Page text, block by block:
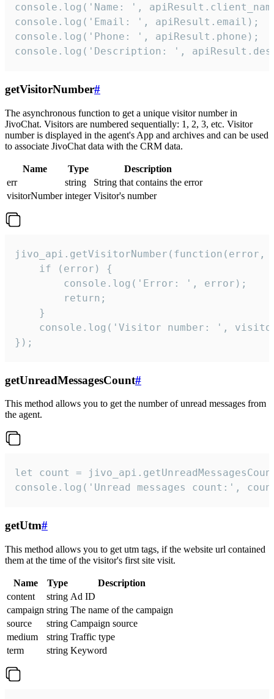
console.log('Name: ',
console.log('Email: ', apiResult.email);
console.log('Phone: ', apiResult.phone);
console.log('Description: ',
getVisitorNumber#
The asynchronous function to get a unique visitor number in
JivoChat. Visitors are numbered sequentially: 1, 2, 3, etc. Visitor
number is displayed in the agent's App and archives and can be used
to associate JivoChat data with the CRM data.
Name Type
Description
err
string
String that contains the error
visitorNumber integer Visitor's number
jivo_api.getVisitorNumber(function(error,
    if (error) {
        console.log('Error: ', error);
        return;
    }
console.log('Visitor number: ',
});
getUnreadMessagesCount#
This method allows you to get the number of unread messages from
the agent.
let count =
console.log('Unread messages count:',
getUtm#
This method allows you to get utm tags, if the website url contained
them at the time of the visitor's first site visit.
Name Type
Description
content
string Ad ID
campaign string The name of the campaign
source
string Campaign source
medium
string Traffic type
term
string Keyword